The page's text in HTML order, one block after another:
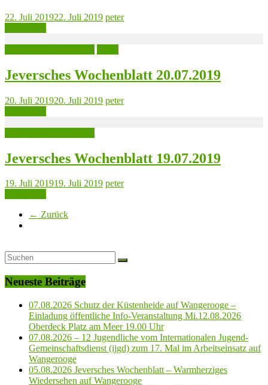
22. Juli 201922. Juli 2019 peter
Jeversches Wochenblatt 20.07.2019
20. Juli 201920. Juli 2019 peter
Jeversches Wochenblatt 19.07.2019
19. Juli 201919. Juli 2019 peter
← Zurück
Neueste Beiträge
07.08.2026 Schutz der Küstenheide auf Wangerooge –
Einladung öffentliche Info-Veranstaltung Mi.12.08.2026
Oberdeck Platz am Meer 19.00 Uhr
07.08.2026 – 12 Jugendliche vom Internationalen Jugend-
Gemeinschaftsdienst (ijgd) zum 17. Mal im Arbeitseinsatz auf
Wangerooge
05.08.2026 Jeversches Wochenblatt – Warmherziges
Wiedersehen auf Wangerooge